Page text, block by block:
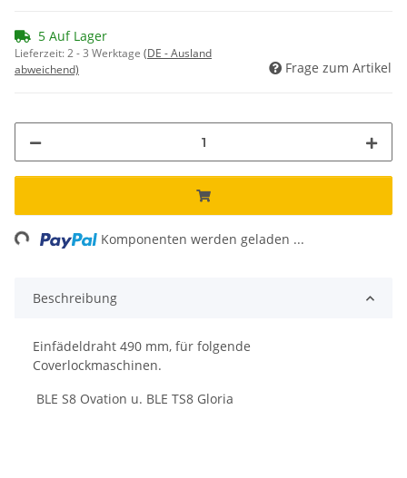
5 Auf Lager
Lieferzeit:2 - 3 Werktage (DE - Ausland
abweichend)
Frage zum Artikel
Komponenten werden geladen ...
Beschreibung
Einfädeldraht 490 mm, für folgende
Coverlockmaschinen.
BLE S8 Ovation u. BLE TS8 Gloria